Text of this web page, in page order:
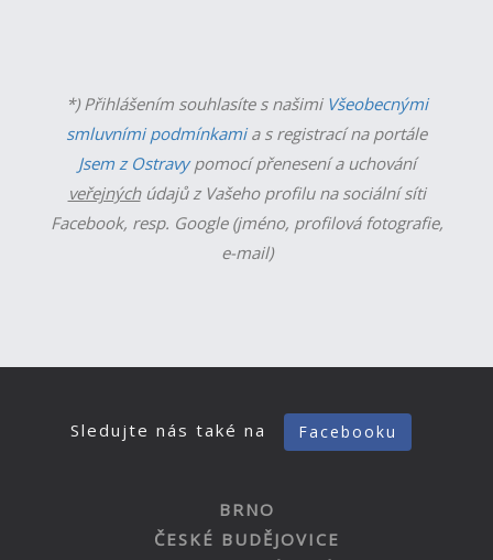
*) Přihlášením souhlasíte s našimi Všeobecnými
smluvními podmínkamia s registrací na portále
Jsem z Ostravypomocí přenesení a uchování
veřejnýchúdajů z Vašeho profilu na sociální síti
Facebook, resp. Google (jméno, profilová fotografie,
e-mail)
Sledujte nás také na Facebooku
BRNO
ČESKÉ BUDĚJOVICE